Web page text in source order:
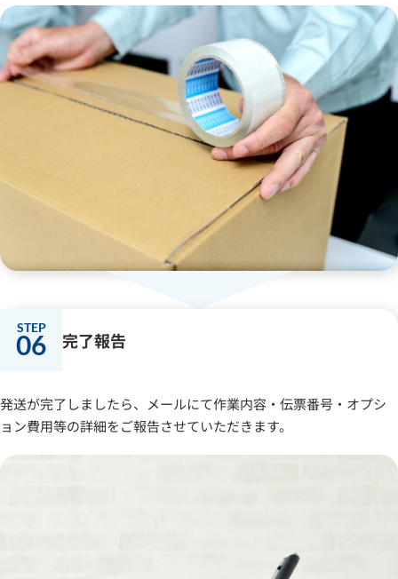
06 完了報告
発送が完了しましたら、メールにて作業内容・伝票番号・オプシ
ョン費用等の詳細をご報告させていただきます。